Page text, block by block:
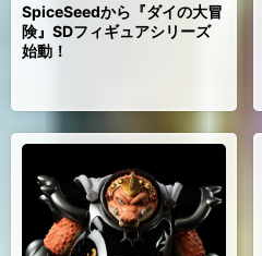
SpiceSeedから『ダイの大冒
険』SDフィギュアシリーズ
始動！